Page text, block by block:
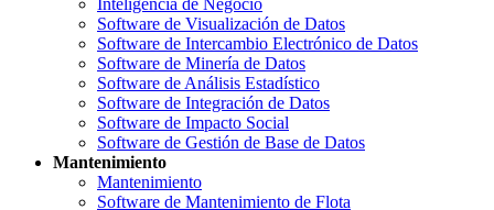
Inteligencia de Negocio
Software de Visualización de Datos
Software de Intercambio Electrónico de Datos
Software de Minería de Datos
Software de Análisis Estadístico
Software de Integración de Datos
Software de Impacto Social
Software de Gestión de Base de Datos
Mantenimiento
Mantenimiento
Software de Mantenimiento de Flota